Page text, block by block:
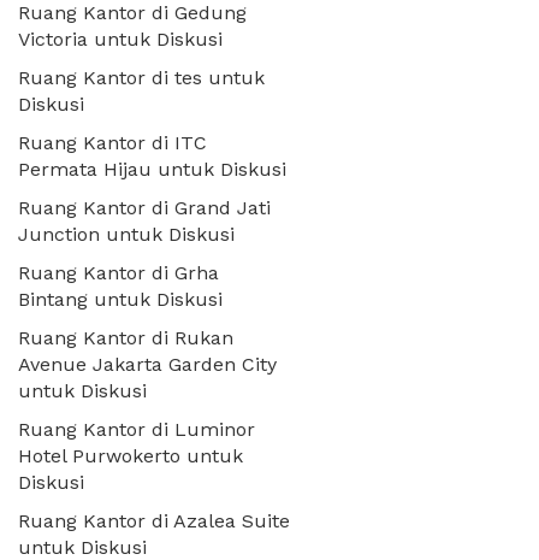
Ruang Kantor di Gedung
Victoria untuk Diskusi
Ruang Kantor di tes untuk
Diskusi
Ruang Kantor di ITC
Permata Hijau untuk Diskusi
Ruang Kantor di Grand Jati
Junction untuk Diskusi
Ruang Kantor di Grha
Bintang untuk Diskusi
Ruang Kantor di Rukan
Avenue Jakarta Garden City
untuk Diskusi
Ruang Kantor di Luminor
Hotel Purwokerto untuk
Diskusi
Ruang Kantor di Azalea Suite
untuk Diskusi